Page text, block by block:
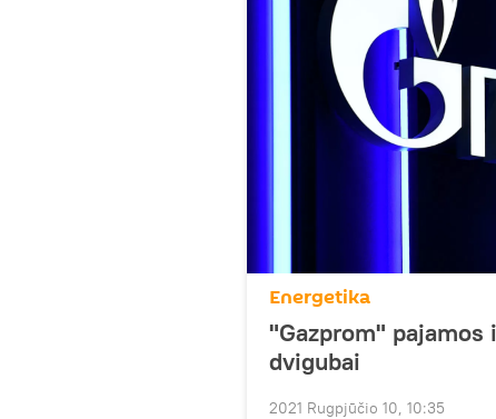
Energetika
"Gazprom"
dvigubai
2021 Rugpjūčio 10, 10:35